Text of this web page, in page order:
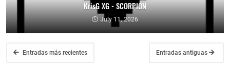
KrisG XG - SCORPION
July 11, 2026
Entradas más recientes Entradas antiguas